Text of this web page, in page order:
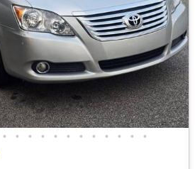
• • • • • • • • • • • •